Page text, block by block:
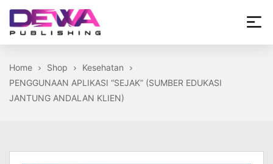
Skip
theDewa
Home
Shop
Kesehatan
PENGGUNAAN APLIKASI “SEJAK” (SUMBER EDUKASI
JANTUNG ANDALAN KLIEN)